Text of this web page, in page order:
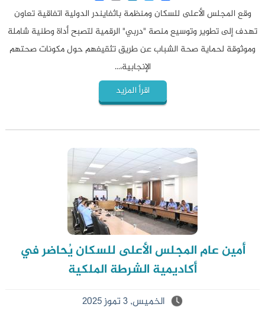
وقع المجلس الأعلى للسكان ومنظمة باثفايندر الدولية اتفاقية تعاون
تهدف إلى تطوير وتوسيع منصة "دربي" الرقمية لتصبح أداة وطنية شاملة
وموثوقة لحماية صحة الشباب عن طريق تثقيفهم حول مكونات صحتهم
الإنجابية،...
اقرأ المزيد
أمين عام المجلس الأعلى للسكان يُحاضر في
أكاديمية الشرطة الملكية
الخميس, 3 تموز 2025